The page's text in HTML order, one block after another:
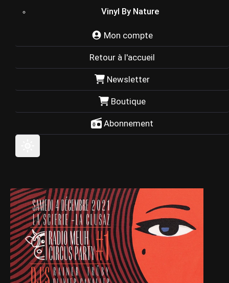
Vinyl By Nature
Mon compte
Retour à l'accueil
Newsletter
Boutique
Abonnement